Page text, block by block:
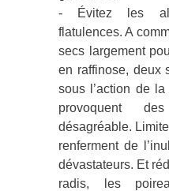
- Évitez les
flatulences. A
secs largement
en raffinose, deux
sous l’action de
provoquent
désagréable.
renferment de
dévastateurs. Et
radis, les